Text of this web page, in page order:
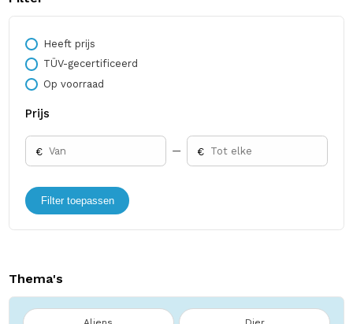
Heeft prijs
TÜV-gecertificeerd
Op voorraad
Prijs
€ €
Filter toepassen
Thema's